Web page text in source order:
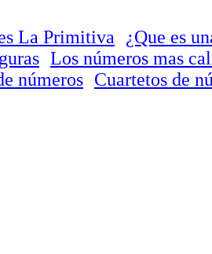
La Primitiva ¿Que es
Los números mas
números Cuartetos de